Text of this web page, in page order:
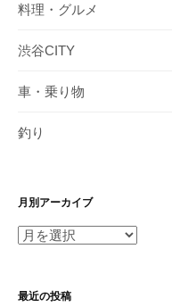
料理・グルメ
渋谷CITY
車・乗り物
釣り
月別アーカイブ
月
ー
最近の投稿